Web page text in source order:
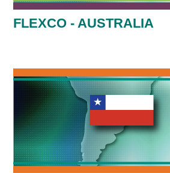
FLEXCO - AUSTRALIA